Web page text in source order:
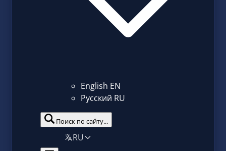
English EN
Русский RU
Поиск по сайту...
RU